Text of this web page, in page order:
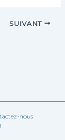
SUIVANT
nous